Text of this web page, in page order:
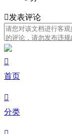
发表评论

首页

分类